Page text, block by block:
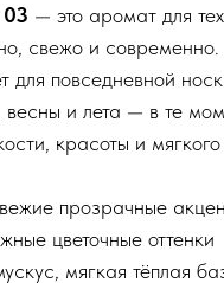
— это аромат для
свежо и
для повседневной
весны и лета — в те
красоты и мягкого
прозрачные
цветочные оттенки
мягкая тёплая